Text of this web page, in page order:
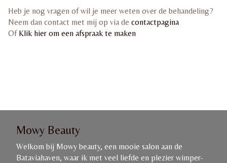
Heb je nog vragen of wil je meer weten over de behandeling?
Neem dan contact met mij op via de contactpagina
Of Klik hier om een afspraak te maken
Mowy Beauty
Welkom bij Mowy beauty, een mooie salon aan de
Bataviahaven, waar ik met veel liefde en plezier wimper-